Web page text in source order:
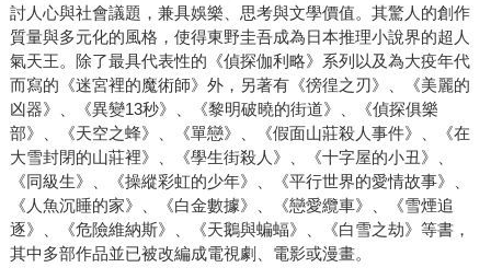
討人心與社會議題，兼具娛樂、思考與文學價值。其驚人的創作
質量與多元化的風格，使得東野圭吾成為日本推理小說界的超人
氣天王。除了最具代表性的《偵探伽利略》系列以及為大疫年代
而寫的《迷宮裡的魔術師》外，另著有《徬徨之刃》、《美麗的
凶器》、《異變13秒》、《黎明破曉的街道》、《偵探俱樂
部》、《天空之蜂》、《單戀》、《假面山莊殺人事件》、《在
大雪封閉的山莊裡》、《學生街殺人》、《十字屋的小丑》、
《同級生》、《操縱彩虹的少年》、《平行世界的愛情故事》、
《人魚沉睡的家》、《白金數據》、《戀愛纜車》、《雪煙追
逐》、《危險維納斯》、《天鵝與蝙蝠》、《白雪之劫》等書，
其中多部作品並已被改編成電視劇、電影或漫畫。